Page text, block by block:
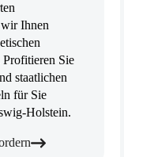
Ihnen
Sie
staatlichen
für Sie
Holstein.